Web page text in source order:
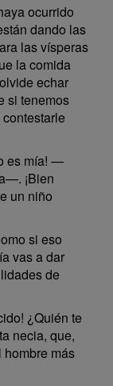
ocurrido
dando las
las vísperas
la comida
echar
si tenemos
es mía! —
¡Bien
un niño
si eso
vas a dar
de
¿Quién te
necia, que,
hombre más